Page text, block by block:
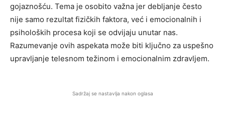
gojaznošću. Tema je osobito važna jer debljanje često
nije samo rezultat fizičkih faktora, već i emocionalnih i
psiholoških procesa koji se odvijaju unutar nas.
Razumevanje ovih aspekata može biti ključno za uspešno
upravljanje telesnom težinom i emocionalnim zdravljem.
Sadržaj se nastavlja nakon oglasa